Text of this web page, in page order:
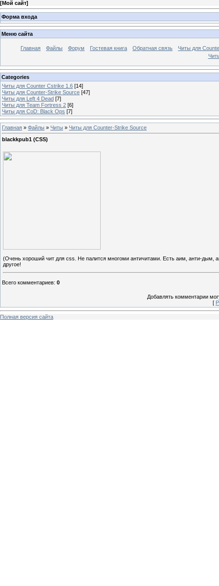
[Мой сайт]
Форма входа
Меню сайта
Главная Файлы Форум Гостевая книга Обратная связь
Читы для
Categories
Читы для Counter Cstrike 1.6 [14]
Читы для Counter-Strike Source [47]
Читы для Left 4 Dead [7]
Читы для Team Fortress 2 [6]
Читы для CoD: Black Ops [7]
Главная » Файлы » Читы » Читы для Counter-Strike Source
blackkpub1 (CSS)
(Очень хороший чит для css. Не палится многоми античитами. Есть аим, анти-дым,
другое!
Всего комментариев: 0
Добавлять комментарии
[
Полная версия сайта